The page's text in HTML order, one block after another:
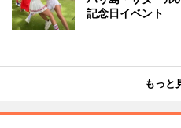
記念日イベント
もっと